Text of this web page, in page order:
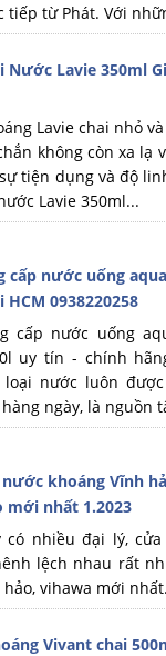
tiếp từ Phát. Với
Nước Lavie 350ml
Lavie chai nhỏ
không còn xa lạ
tiện dụng và độ
Lavie 350ml...
cấp nước uống
0938220258
cấp nước uống
uy tín - chính
loại nước luôn
ngày, là nguồn
nước khoáng Vĩnh
mới nhất 1.2023
có nhiều đại lý,
lệch nhau rất
vihawa mới
Vivant chai